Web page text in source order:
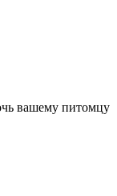
вашему питомцу